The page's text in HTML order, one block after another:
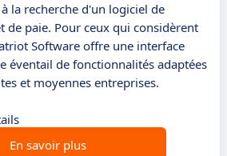
la recherche d'un logiciel de
de paie. Pour ceux qui considèrent
Software offre une interface
éventail de fonctionnalités adaptées
et moyennes entreprises.
En savoir plus